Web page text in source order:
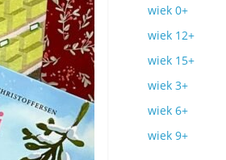
wiek 0+
wiek 12+
wiek 15+
wiek 3+
wiek 6+
wiek 9+